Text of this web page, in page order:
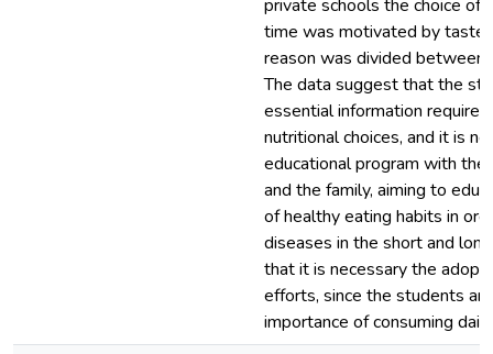
private schools the choice of
time was motivated by taste,
reason was divided between
The data suggest that the
essential information
nutritional choices, and it is
educational program with
and the family, aiming to
of healthy eating habits in
diseases in the short and
that it is necessary the
efforts, since the students
importance of consuming